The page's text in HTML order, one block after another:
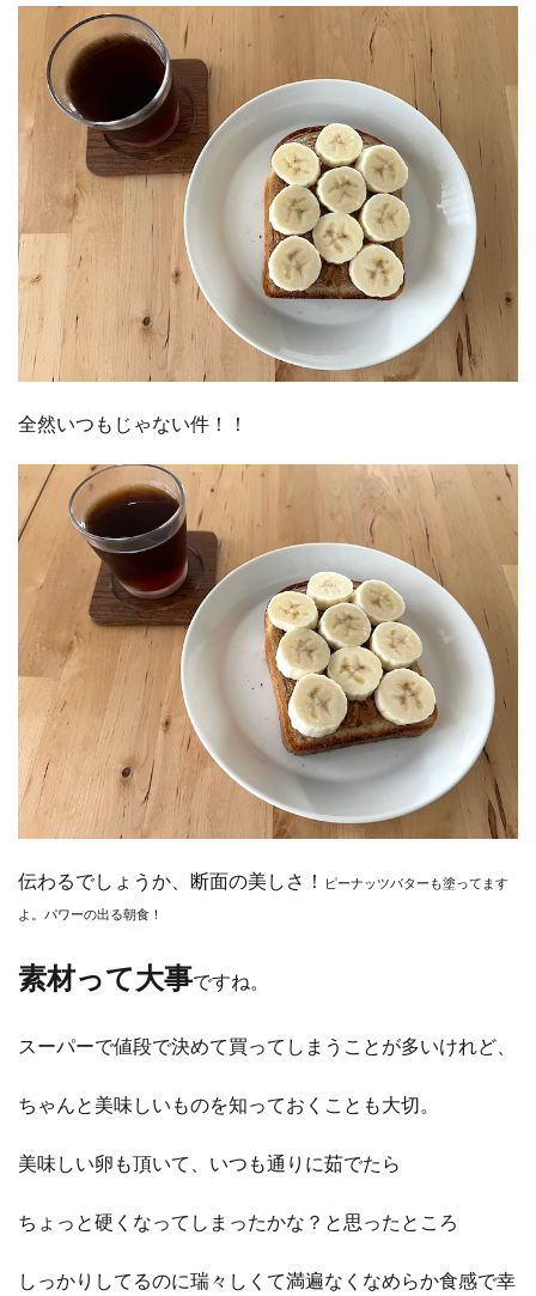
全然いつもじゃない件！！
伝わるでしょうか、断面の美しさ！
ピーナッツバターも塗ってます
よ。パワーの出る朝食！
素材って大事ですね。
スーパーで値段で決めて買ってしまうことが多いけれど、
ちゃんと美味しいものを知っておくことも大切。
美味しい卵も頂いて、いつも通りに茹でたら
ちょっと硬くなってしまったかな？と思ったところ
しっかりしてるのに瑞々しくて満遍なくなめらか食感で幸